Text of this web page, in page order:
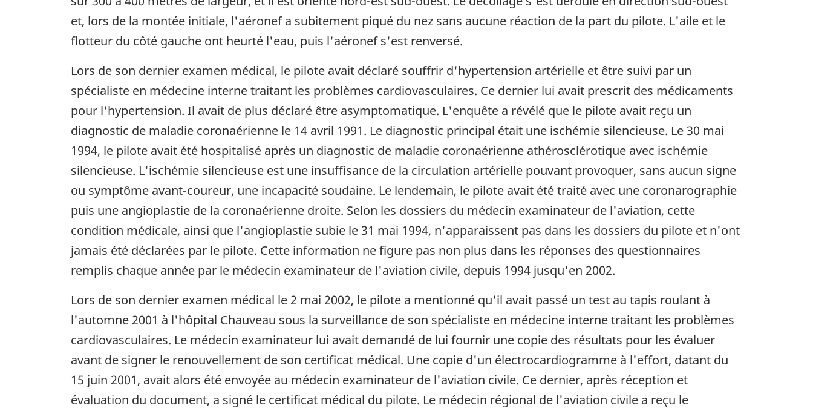
et, lors de la montée initiale, l'aéronef a subitement piqué du nez sans aucune réaction de la part du pilote. L'aile et le
flotteur du côté gauche ont heurté l'eau, puis l'aéronef s'est renversé.
Lors de son dernier examen médical, le pilote avait déclaré souffrir d'hypertension artérielle et être suivi par un
spécialiste en médecine interne traitant les problèmes cardiovasculaires. Ce dernier lui avait prescrit des médicaments
pour l'hypertension. Il avait de plus déclaré être asymptomatique. L'enquête a révélé que le pilote avait reçu un
diagnostic de maladie coronaérienne le 14 avril 1991. Le diagnostic principal était une ischémie silencieuse. Le 30 mai
1994, le pilote avait été hospitalisé après un diagnostic de maladie coronaérienne athérosclérotique avec ischémie
silencieuse. L'ischémie silencieuse est une insuffisance de la circulation artérielle pouvant provoquer, sans aucun signe
ou symptôme avant-coureur, une incapacité soudaine. Le lendemain, le pilote avait été traité avec une coronarographie
puis une angioplastie de la coronaérienne droite. Selon les dossiers du médecin examinateur de l'aviation, cette
condition médicale, ainsi que l'angioplastie subie le 31 mai 1994, n'apparaissent pas dans les dossiers du pilote et n'ont
jamais été déclarées par le pilote. Cette information ne figure pas non plus dans les réponses des questionnaires
remplis chaque année par le médecin examinateur de l'aviation civile, depuis 1994 jusqu'en 2002.
Lors de son dernier examen médical le 2 mai 2002, le pilote a mentionné qu'il avait passé un test au tapis roulant à
l'automne 2001 à l'hôpital Chauveau sous la surveillance de son spécialiste en médecine interne traitant les problèmes
cardiovasculaires. Le médecin examinateur lui avait demandé de lui fournir une copie des résultats pour les évaluer
avant de signer le renouvellement de son certificat médical. Une copie d'un électrocardiogramme à l'effort, datant du
15 juin 2001, avait alors été envoyée au médecin examinateur de l'aviation civile. Ce dernier, après réception et
évaluation du document, a signé le certificat médical du pilote. Le médecin régional de l'aviation civile a reçu le